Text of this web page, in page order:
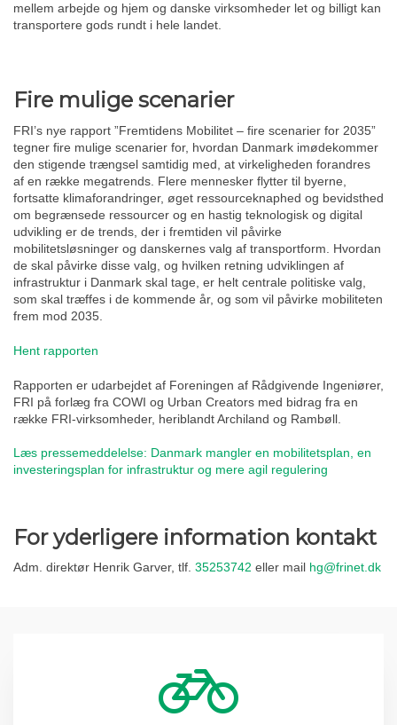
mellem arbejde og hjem og danske virksomheder let og billigt kan
transportere gods rundt i hele landet.
Fire mulige scenarier
FRI’s nye rapport ”Fremtidens Mobilitet – fire scenarier for 2035”
tegner fire mulige scenarier for, hvordan Danmark imødekommer
den stigende trængsel samtidig med, at virkeligheden forandres
af en række megatrends. Flere mennesker flytter til byerne,
fortsatte klimaforandringer, øget ressourceknaphed og bevidsthed
om begrænsede ressourcer og en hastig teknologisk og digital
udvikling er de trends, der i fremtiden vil påvirke
mobilitetsløsninger og danskernes valg af transportform. Hvordan
de skal påvirke disse valg, og hvilken retning udviklingen af
infrastruktur i Danmark skal tage, er helt centrale politiske valg,
som skal træffes i de kommende år, og som vil påvirke mobiliteten
frem mod 2035.
Hent rapporten
Rapporten er udarbejdet af Foreningen af Rådgivende Ingeniører,
FRI på forlæg fra COWI og Urban Creators med bidrag fra en
række FRI-virksomheder, heriblandt Archiland og Rambøll.
Læs pressemeddelelse: Danmark mangler en mobilitetsplan, en
investeringsplan for infrastruktur og mere agil regulering
For yderligere information kontakt
Adm. direktør Henrik Garver, tlf. 35253742 eller mail hg@frinet.dk